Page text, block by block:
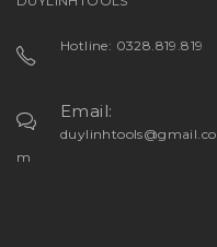
Hotline: 0328.819.819
Email:
duylinhtools@gmail.co
m